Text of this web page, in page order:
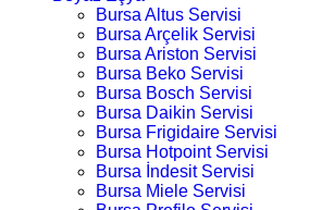
Bursa Altus Servisi
Bursa Arçelik Servisi
Bursa Ariston Servisi
Bursa Beko Servisi
Bursa Bosch Servisi
Bursa Daikin Servisi
Bursa Frigidaire Servisi
Bursa Hotpoint Servisi
Bursa İndesit Servisi
Bursa Miele Servisi